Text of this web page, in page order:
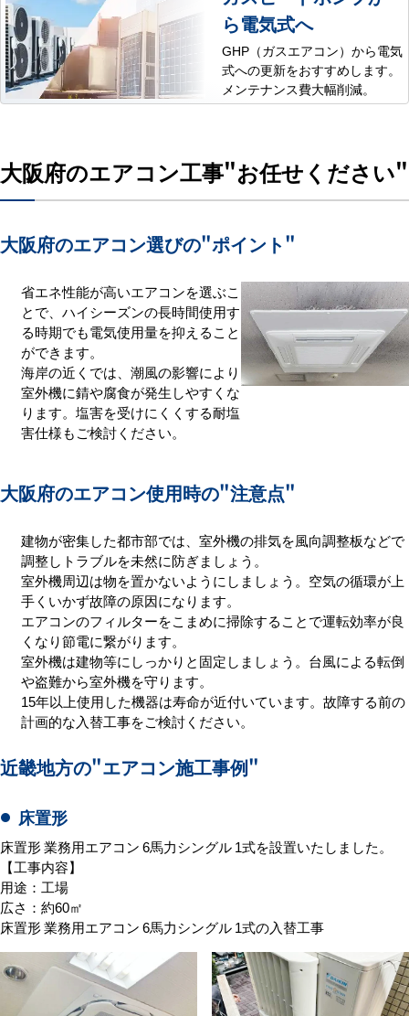
ら電気式へ
GHP（ガスエアコン）から電気
式への更新をおすすめします。
メンテナンス費大幅削減。
大阪府のエアコン工事"お任せください"
大阪府のエアコン選びの"ポイント"
省エネ性能が高いエアコンを選ぶこ
とで、ハイシーズンの長時間使用す
る時期でも電気使用量を抑えること
ができます。
海岸の近くでは、潮風の影響により
室外機に錆や腐食が発生しやすくな
ります。塩害を受けにくくする耐塩
害仕様もご検討ください。
大阪府のエアコン使用時の"注意点"
建物が密集した都市部では、室外機の排気を風向調整板などで
調整しトラブルを未然に防ぎましょう。
室外機周辺は物を置かないようにしましょう。空気の循環が上
手くいかず故障の原因になります。
エアコンのフィルターをこまめに掃除することで運転効率が良
くなり節電に繋がります。
室外機は建物等にしっかりと固定しましょう。台風による転倒
や盗難から室外機を守ります。
15年以上使用した機器は寿命が近付いています。故障する前の
計画的な入替工事をご検討ください。
近畿地方の"エアコン施工事例"
床置形
床置形 業務用エアコン 6馬力シングル 1式を設置いたしました。
【工事内容】
用途：工場
広さ：約60㎡
床置形 業務用エアコン 6馬力シングル 1式の入替工事